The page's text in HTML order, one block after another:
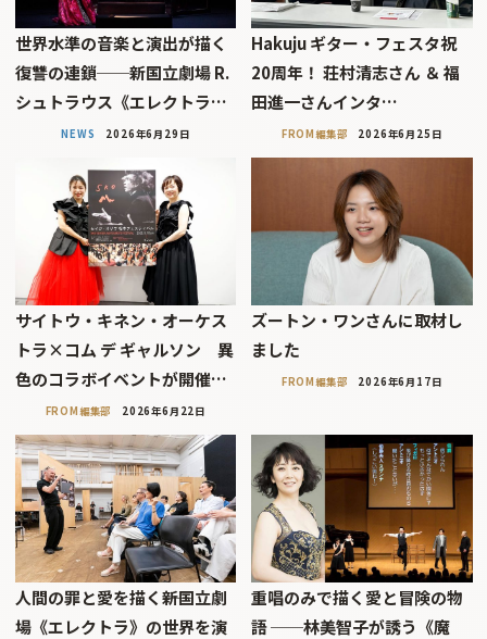
世界水準の音楽と演出が描く
復讐の連鎖──新国立劇場 R.
シュトラウス《エレクトラ…
NEWS 2026年6月29日
Hakuju ギター・フェスタ祝
20周年！ 荘村清志さん ＆ 福
田進一さんインタ…
FROM編集部 2026年6月25日
サイトウ・キネン・オーケス
トラ×コム デ ギャルソン 異
色のコラボイベントが開催…
FROM編集部 2026年6月22日
ズートン・ワンさんに取材し
ました
FROM編集部 2026年6月17日
人間の罪と愛を描く――新国立劇
場《エレクトラ》の世界を演
重唱のみで描く愛と冒険の物
語 ──林美智子が誘う《魔